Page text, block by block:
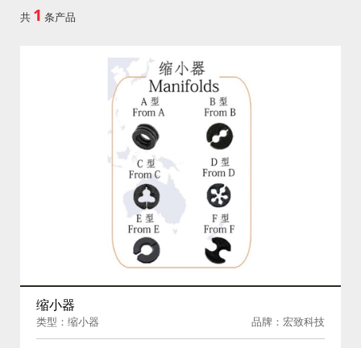
共 1 条产品
缩小器
类型：缩小器 品牌：宏致科技